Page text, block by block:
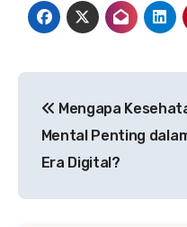
pos
Mengapa
Mental Penting
Era Digital?